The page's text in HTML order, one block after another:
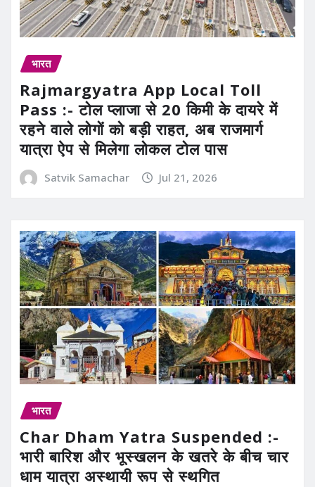
भारत
Rajmargyatra App Local Toll
Pass :- टोल प्लाजा से 20 किमी के दायरे में
रहने वाले लोगों को बड़ी राहत, अब राजमार्ग
यात्रा ऐप से मिलेगा लोकल टोल पास
Satvik Samachar Jul 21, 2026
भारत
Char Dham Yatra Suspended :-
भारी बारिश और भूस्खलन के खतरे के बीच चार
धाम यात्रा अस्थायी रूप से स्थगित